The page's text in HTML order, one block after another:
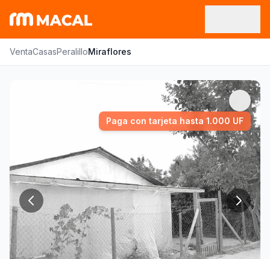
VentaCasasPeralilloMiraflores
Paga con tarjeta hasta 1.000 UF